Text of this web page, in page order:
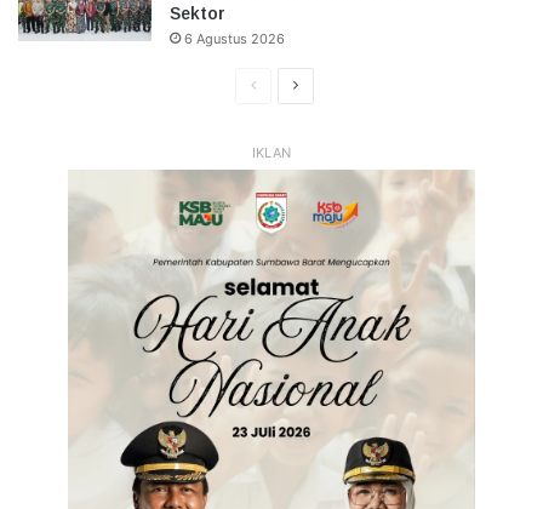
Sektor
6 Agustus 2026
HalamanHalaman
IKLAN